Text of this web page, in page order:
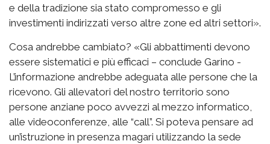
e della tradizione sia stato compromesso e gli
investimenti indirizzati verso altre zone ed altri settori».
Cosa andrebbe cambiato? «Gli abbattimenti devono
essere sistematici e più efficaci – conclude Garino -
L’informazione andrebbe adeguata alle persone che la
ricevono. Gli allevatori del nostro territorio sono
persone anziane poco avvezzi al mezzo informatico,
alle videoconferenze, alle “call”. Si poteva pensare ad
un’istruzione in presenza magari utilizzando la sede